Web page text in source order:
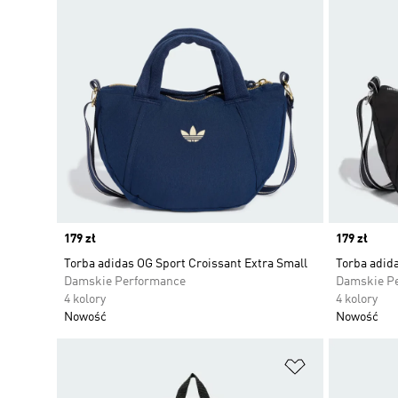
Price
179 zł
Torba adidas OG Sport Croissant Extra Small
Damskie Performance
4 kolory
Nowość
Price
179 zł
Torba
Damskie
4 kolory
Nowość